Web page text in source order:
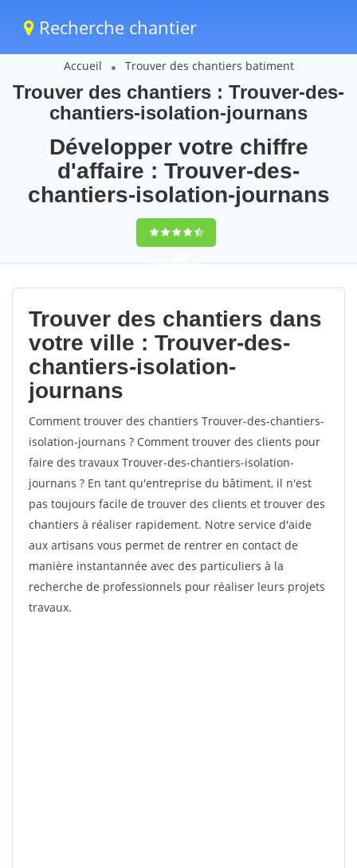
Recherche chantier
Accueil Trouver des chantiers batiment
Trouver des chantiers : Trouver-des-
chantiers-isolation-journans
Développer votre chiffre
d'affaire : Trouver-des-
chantiers-isolation-journans
9,5(100%)92
votes
Trouver des chantiers dans
votre ville : Trouver-des-
chantiers-isolation-
journans
Comment trouver des chantiers Trouver-des-chantiers-
isolation-journans ? Comment trouver des clients pour
faire des travaux Trouver-des-chantiers-isolation-
journans ? En tant qu'entreprise du bâtiment, il n'est
pas toujours facile de trouver des clients et trouver des
chantiers à réaliser rapidement. Notre service d'aide
aux artisans vous permet de rentrer en contact de
manière instantannée avec des particuliers à la
recherche de professionnels pour réaliser leurs projets
travaux.